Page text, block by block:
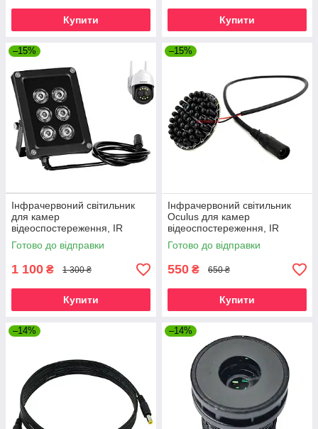
Купити Купити
–15%
Інфрачервоний світильник
для камер
відеоспостереження, IR
освітлювач нічного бачення
AZISHN LEDS-6B
Готово до відправки
1 100 ₴ 1 300 ₴
Купити
–15%
Інфрачервоний світильник
Oculus для камер
відеоспостереження, IR
освітлювач нічного бачення
850 нм
Готово до відправки
550 ₴ 650 ₴
Купити
–14% –14%